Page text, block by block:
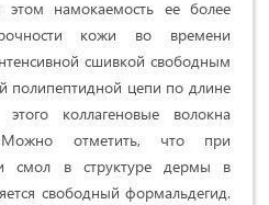
намокаемость ее более
кожи во времени
сшивкой свободным
полипептидной цепи по длине
коллагеновые волокна
Можно отметить, что при
смол в структуре дермы в
свободный формальдегид.